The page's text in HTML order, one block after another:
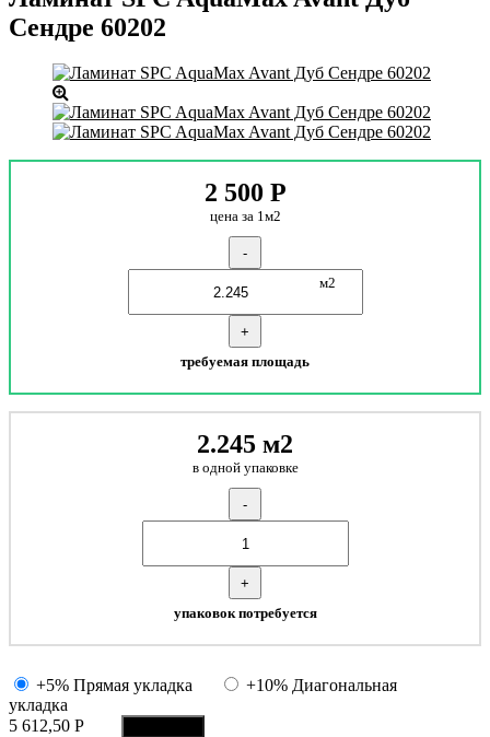
Сендре 60202
2 500 Р
цена за 1м2
-
м2
+
требуемая площадь
2.245 м2
в одной упаковке
-
+
упаковок потребуется
+5% Прямая укладка
+10% Диагональная
укладка
5 612,50 Р